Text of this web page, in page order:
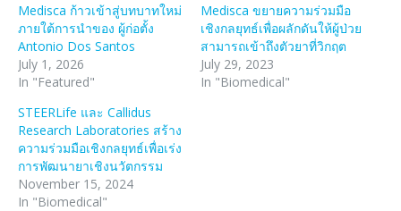
Medisca ก้าวเข้าสู่บทบาทใหม่
ภายใต้การนำของ ผู้ก่อตั้ง
Antonio Dos Santos
July 1, 2026
In "Featured"
Medisca ขยายความร่วมมือ
เชิงกลยุทธ์เพื่อผลักดันให้ผู้ป่วย
สามารถเข้าถึงตัวยาที่วิกฤต
July 29, 2023
In "Biomedical"
STEERLife และ Callidus
Research Laboratories สร้าง
ความร่วมมือเชิงกลยุทธ์เพื่อเร่ง
การพัฒนายาเชิงนวัตกรรม
November 15, 2024
In "Biomedical"